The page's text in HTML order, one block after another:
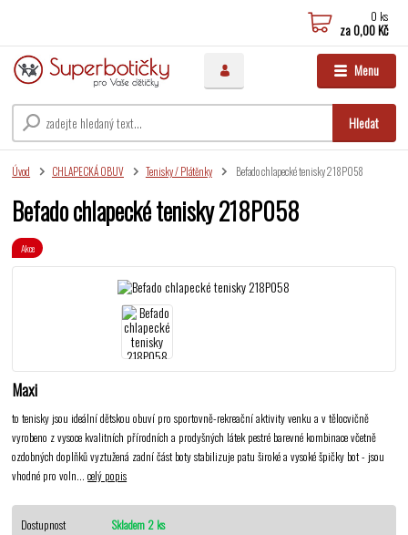
Menu
Hledat
0 ks
za0,00 Kč
Úvod CHLAPECKÁ OBUV Tenisky / Plátěnky Befado chlapecké tenisky 218P058
Befado chlapecké tenisky 218P058
Akce
Maxi
to tenisky jsou ideální dětskou obuví pro sportovně-rekreační aktivity venku a v tělocvičně
vyrobeno z vysoce kvalitních přírodních a prodyšných látek pestré barevné kombinace včetně
ozdobných doplňků vyztužená zadní část boty stabilizuje patu široké a vysoké špičky bot - jsou
vhodné pro voln...celý popis
Dostupnost
Skladem 2 ks